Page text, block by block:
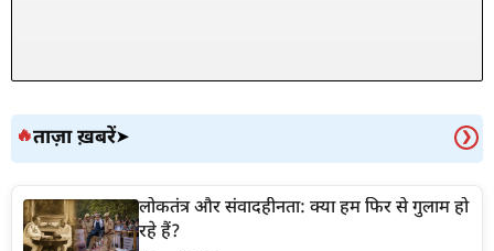
🔥ताज़ा ख़बरें➤ ❯
लोकतंत्र और संवादहीनता: क्या हम फिर से गुलाम हो
रहे हैं?